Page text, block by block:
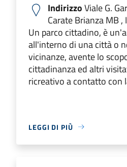
IndirizzoViale G.
Carate Brianza MB ,
Un parco cittadino, è
all'interno di una città o
vicinanze, avente lo
cittadinanza ed altri
ricreativo a contatto con
LEGGI DI PIÙ